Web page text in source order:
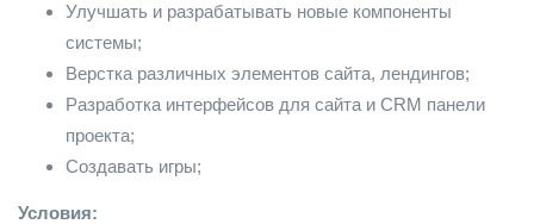
Улучшать и разрабатывать новые компоненты
системы;
Верстка различных элементов сайта, лендингов;
Разработка интерфейсов для сайта и CRM панели
проекта;
Создавать игры;
Условия: